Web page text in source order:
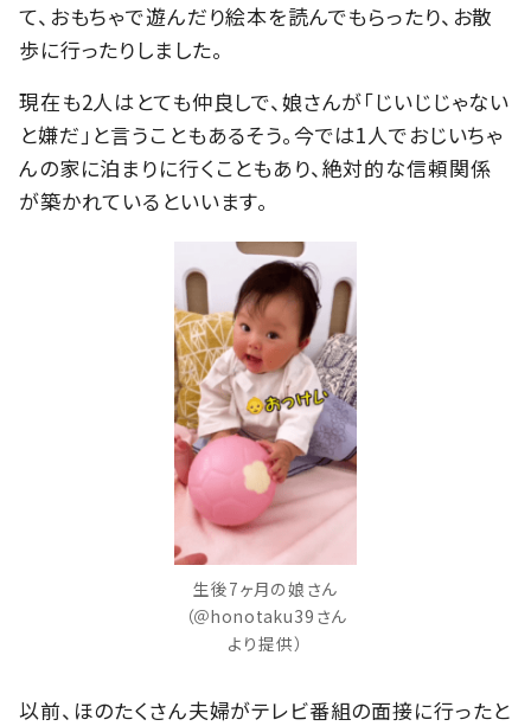
て、おもちゃで遊んだり絵本を読んでもらったり、お散
歩に行ったりしました。
現在も2人はとても仲良しで、娘さんが「じいじじゃない
と嫌だ」と言うこともあるそう。今では1人でおじいちゃ
んの家に泊まりに行くこともあり、絶対的な信頼関係
が築かれているといいます。
生後7ヶ月の娘さん
（＠honotaku39さん
より提供）
以前、ほのたくさん夫婦がテレビ番組の面接に行ったと